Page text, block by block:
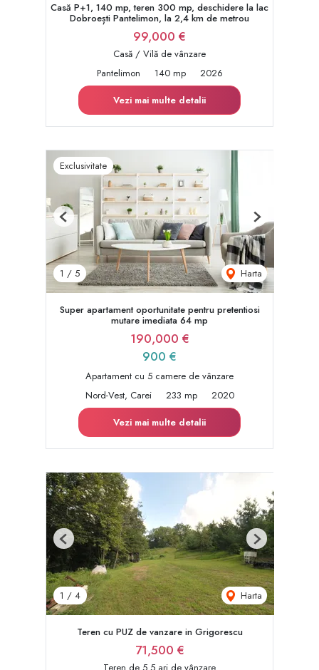
Casă P+1, 140 mp, teren 300 mp, deschidere la lac
Dobroești Pantelimon, la 2,4 km de metrou
99,000 €
Casă / Vilă de vânzare
Pantelimon
140 mp
2026
Vezi mai multe detalii
Exclusivitate
1 / 5 Harta
Previous Next
Super apartament oportunitate pentru pretentiosi
mutare imediata 64 mp
190,000 €
900 €
Apartament cu 5 camere de vânzare
Nord-Vest, Carei
233 mp
2020
Vezi mai multe detalii
1 / 4 Harta
Previous Next
Teren cu PUZ de vanzare in Grigorescu
71,500 €
Teren de 5.5 ari de vânzare